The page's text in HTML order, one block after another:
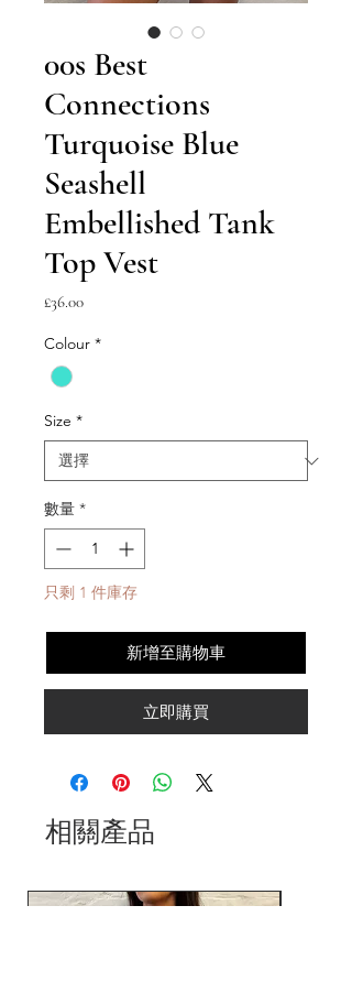
00s Best
Connections
Turquoise Blue
Seashell
Embellished Tank
Top Vest
£36.00價
Colour *
Size *
數量 *
只剩 1 件庫存
新增至購物車
立即購買
相關產品